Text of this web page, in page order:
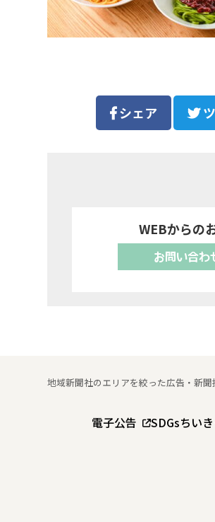
シェア
WEBからの
お問い合わ
地域新聞社のエリアを絞った広告・新聞
電子公告 SDGsちい